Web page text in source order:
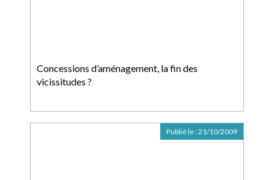
Concessions d’aménagement, la fin des
vicissitudes ?
Publié le :21/10/2009